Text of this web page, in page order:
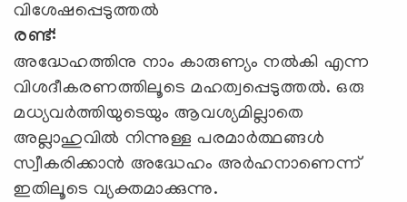
വിശേഷപ്പെടുത്തല്‍
രണ്ട്:
അദ്ധേഹത്തിനു നാം കാരുണ്യം നല്‍കി എന്ന
വിശദീകരണത്തിലൂടെ മഹത്വപ്പെടുത്തല്‍. ഒരു
മധ്യവര്‍ത്തിയുടെയും ആവശ്യമില്ലാതെ
അല്ലാഹുവില്‍ നിന്നുള്ള പരമാര്‍ത്ഥങ്ങള്‍
സ്വീകരിക്കാന്‍ അദ്ധേഹം അര്‍ഹനാണെന്ന്
ഇതിലൂടെ വ്യക്തമാക്കുന്നു.